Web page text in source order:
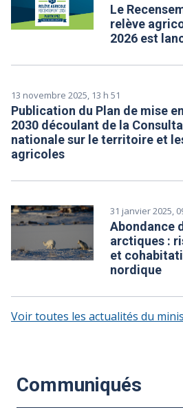
Le
relève
2026 est
Publication du Plan de mise
2030 découlant de la
nationale sur le territoire et
agricoles
13 novembre 2025, 13 h 51
Abondance
arctiques :
et
nordique
31 janvier 2025,
Voir toutes les actualités du
Communiqués